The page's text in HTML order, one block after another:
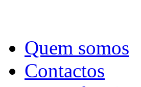
Quem somos
Contactos